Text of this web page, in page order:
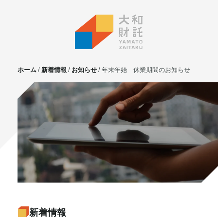
サービス
不動産投資
⼟地活⽤
マンション管理
賃貸管理
実需用戸建・マンション
ホテル事業
お客様の声
ホーム 新着情報 お知らせ 年末年始 休業期間のお知らせ
新着情報